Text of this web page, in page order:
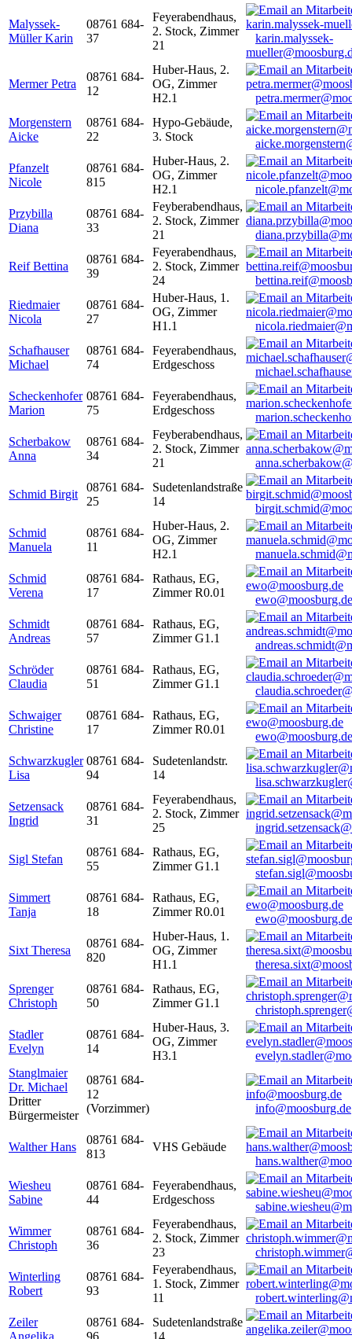
Malyssek-
Müller Karin
08761 684-
37
Feyerabendhaus,
2. Stock, Zimmer
21
karin.malyssek-
Mermer Petra
08761 684-
12
Huber-Haus, 2.
OG, Zimmer
H2.1
Morgenstern
Aicke
08761 684-
22
Hypo-Gebäude,
3. Stock
Pfanzelt
Nicole
08761 684-
815
Huber-Haus, 2.
OG, Zimmer
H2.1
Przybilla
Diana
08761 684-
33
Feyberabendhaus,
2. Stock, Zimmer
21
Reif Bettina
08761 684-
39
Feyerabendhaus,
2. Stock, Zimmer
24
Riedmaier
Nicola
08761 684-
27
Huber-Haus, 1.
OG, Zimmer
H1.1
Schafhauser
Michael
08761 684-
74
Feyerabendhaus,
Erdgeschoss
Scheckenhofer
Marion
08761 684-
75
Feyerabendhaus,
Erdgeschoss
Scherbakow
Anna
08761 684-
34
Feyberabendhaus,
2. Stock, Zimmer
21
Schmid Birgit
08761 684-
25
Sudetenlandstraße
14
Schmid
Manuela
08761 684-
11
Huber-Haus, 2.
OG, Zimmer
H2.1
Schmid
Verena
08761 684-
17
Rathaus, EG,
Zimmer R0.01
ewo@moosburg.de
Schmidt
Andreas
08761 684-
57
Rathaus, EG,
Zimmer G1.1
Schröder
Claudia
08761 684-
51
Rathaus, EG,
Zimmer G1.1
Schwaiger
Christine
08761 684-
17
Rathaus, EG,
Zimmer R0.01
ewo@moosburg.de
Schwarzkugler
Lisa
08761 684-
94
Sudetenlandstr.
14
Setzensack
Ingrid
08761 684-
31
Feyerabendhaus,
2. Stock, Zimmer
25
Sigl Stefan
08761 684-
55
Rathaus, EG,
Zimmer G1.1
Simmert
Tanja
08761 684-
18
Rathaus, EG,
Zimmer R0.01
ewo@moosburg.de
Sixt Theresa
08761 684-
820
Huber-Haus, 1.
OG, Zimmer
H1.1
Sprenger
Christoph
08761 684-
50
Rathaus, EG,
Zimmer G1.1
Stadler
Evelyn
08761 684-
14
Huber-Haus, 3.
OG, Zimmer
H3.1
Stanglmaier
Dr. Michael
Dritter
Bürgermeister
08761 684-
12
(Vorzimmer)
info@moosburg.de
Walther Hans
08761 684-
813
VHS Gebäude
Wiesheu
Sabine
08761 684-
44
Feyerabendhaus,
Erdgeschoss
Wimmer
Christoph
08761 684-
36
Feyerabendhaus,
2. Stock, Zimmer
23
Winterling
Robert
08761 684-
93
Feyerabendhaus,
1. Stock, Zimmer
11
Zeiler
Angelika
08761 684-
96
Sudetenlandstraße
14